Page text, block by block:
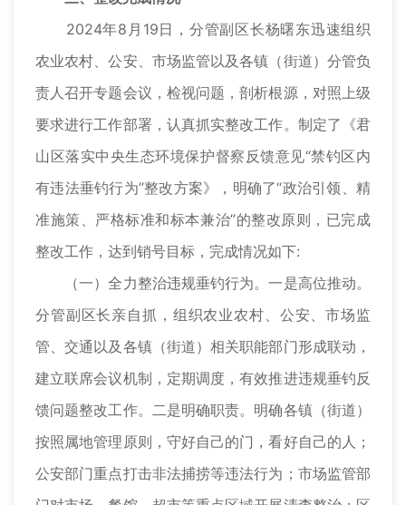
2024年8月19日，分管副区长杨曙东迅速组织
农业农村、公安、市场监管以及各镇（街道）分管负
责人召开专题会议，检视问题，剖析根源，对照上级
要求进行工作部署，认真抓实整改工作。制定了《君
山区落实中央生态环境保护督察反馈意见“禁钓区内
有违法垂钓行为”整改方案》，明确了“政治引领、精
准施策、严格标准和标本兼治”的整改原则，已完成
整改工作，达到销号目标，完成情况如下:
（一）全力整治违规垂钓行为。一是高位推动。
分管副区长亲自抓，组织农业农村、公安、市场监
管、交通以及各镇（街道）相关职能部门形成联动，
建立联席会议机制，定期调度，有效推进违规垂钓反
馈问题整改工作。二是明确职责。明确各镇（街道）
按照属地管理原则，守好自己的门，看好自己的人；
公安部门重点打击非法捕捞等违法行为；市场监管部